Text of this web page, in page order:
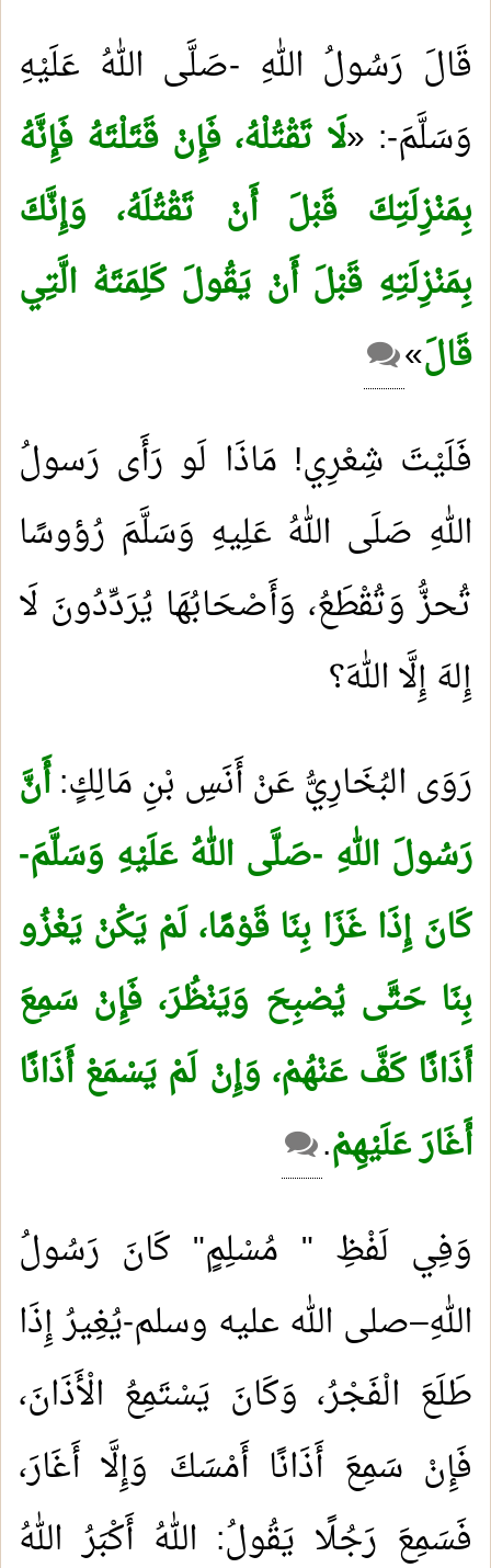
قَالَ رَسُولُ اللهِ -صَلَّى اللهُ عَلَيْهِ
وَسَلَّمَ-: «لَا تَقْتُلْهُ، فَإِنْ قَتَلْتَهُ فَإِنَّهُ
بِمَنْزِلَتِكَ قَبْلَ أَنْ تَقْتُلَهُ، وَإِنَّكَ
بِمَنْزِلَتِهِ قَبْلَ أَنْ يَقُولَ كَلِمَتَهُ الَّتِي
قَالَ«
فَلَيْتَ شِعْرِي! مَاذَا لَو رَأَى رَسولُ
اللهِ صَلَى اللهُ عَلِيهِ وَسَلَّمَ رُؤوسًا
تُحزُّ وَتُقْطَعُ، وَأَصْحَابُهَا يُرَدِّدُونَ لَا
إِلهَ إِلَّا اللهَ؟
رَوَى البُخَارِيُّ عَنْ أَنَسِ بْنِ مَالِكٍ:أَنَّ
رَسُولَ اللهِ -صَلَّى اللهُ عَلَيْهِ وَسَلَّمَ-
كَانَ إِذَا غَزَا بِنَا قَوْمًا، لَمْ يَكُنْ يَغْزُو
بِنَا حَتَّى يُصْبِحَ وَيَنْظُرَ، فَإِنْ سَمِعَ
أَذَانًا كَفَّ عَنْهُمْ، وَإِنْ لَمْ يَسْمَعْ أَذَانًا
أَغَارَ عَلَيْهِمْ.
وَفِي لَفْظِ " مُسْلِمٍ" كَانَ رَسُولُ
اللهِ–صلى الله عليه وسلم-يُغِيرُ إِذَا
طَلَعَ الْفَجْرُ، وَكَانَ يَسْتَمِعُ الْأَذَانَ،
فَإِنْ سَمِعَ أَذَانًا أَمْسَكَ وَإِلَّا أَغَارَ،
فَسَمِعَ رَجُلًا يَقُولُ: اللهُ أَكْبَرُ اللهُ